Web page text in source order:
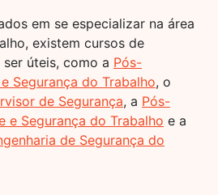
em se especializar na área
existem cursos de
úteis, como a Pós-
Segurança do Trabalho, o
de Segurança, a Pós-
e Segurança do Trabalho e a
de Segurança do